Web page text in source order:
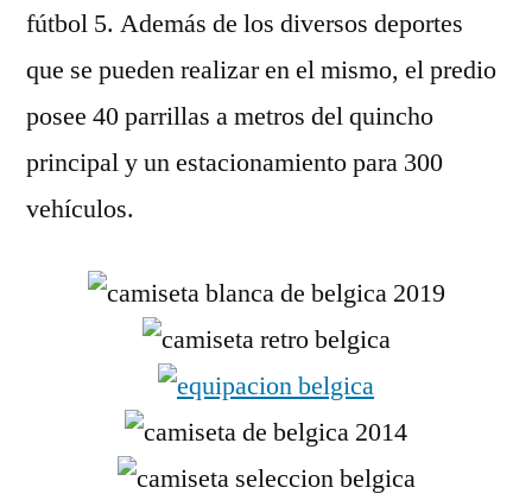
fútbol 5. Además de los diversos deportes
que se pueden realizar en el mismo, el predio
posee 40 parrillas a metros del quincho
principal y un estacionamiento para 300
vehículos.